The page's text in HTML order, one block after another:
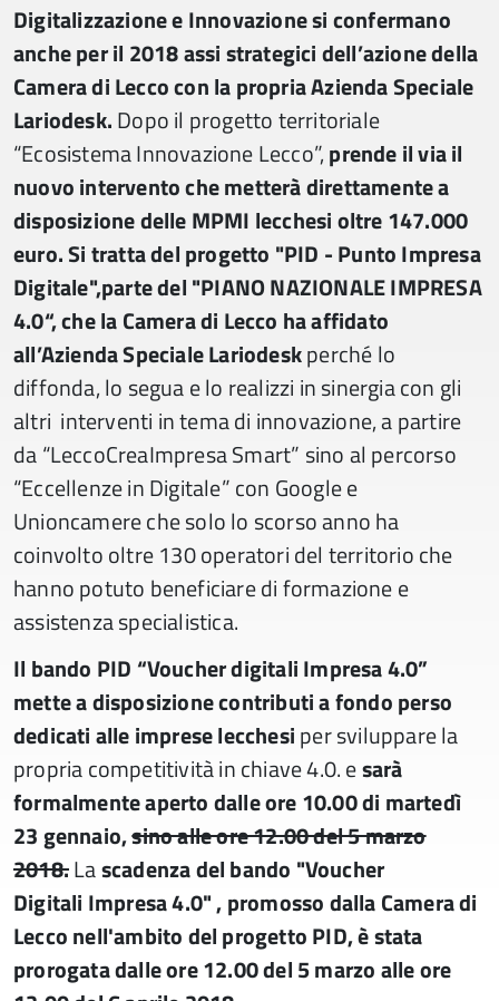
Digitalizzazione e Innovazione si confermano
anche per il 2018 assi strategici dell’azione della
Camera di Lecco con la propria Azienda Speciale
Lariodesk.Dopo il progetto territoriale
“Ecosistema Innovazione Lecco”,prende il via il
nuovo intervento che metterà direttamente a
disposizione delle MPMI lecchesi oltre 147.000
euro. Si tratta del progetto "PID - Punto Impresa
Digitale",parte del "PIANO NAZIONALE IMPRESA
4.0“, che la Camera di Lecco ha affidato
all’Azienda Speciale Lariodeskperché lo
diffonda, lo segua e lo realizzi in sinergia con gli
altri interventi in tema di innovazione, a partire
da “LeccoCreaImpresa Smart” sino al percorso
“Eccellenze in Digitale” con Google e
Unioncamere che solo lo scorso anno ha
coinvolto oltre 130 operatori del territorio che
hanno potuto beneficiare di formazione e
assistenza specialistica.
Il bando PID “Voucher digitali Impresa 4.0”
mette a disposizione contributi a fondo perso
dedicati alle imprese lecchesiper sviluppare la
propria competitività in chiave 4.0. esarà
formalmente aperto dalle ore 10.00 di martedì
23 gennaio,sino alle ore 12.00 del 5 marzo
2018.Lascadenza del bando "Voucher
Digitali Impresa 4.0" , promosso dalla Camera di
Lecco nell'ambito del progetto PID, è stata
prorogata dalle ore 12.00 del 5 marzo alle ore